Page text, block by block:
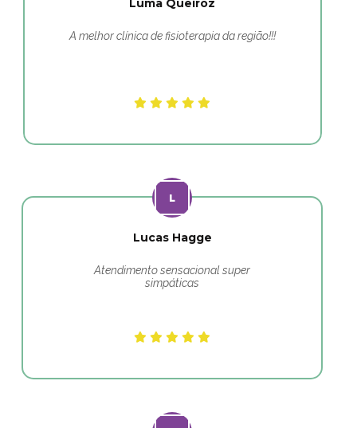
Luma Queiroz
A melhor clínica de fisioterapia da região!!!
Lucas Hagge
Atendimento sensacional super
simpáticas